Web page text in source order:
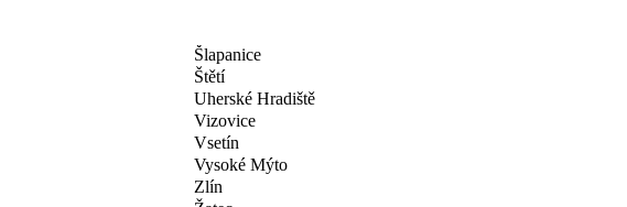
Šlapanice
Štětí
Uherské Hradiště
Vizovice
Vsetín
Vysoké Mýto
Zlín